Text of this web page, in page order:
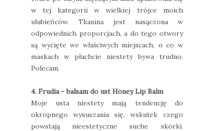
w tej kategorii w wielkiej trójce moich
ulubieńców. Tkanina jest nasączona w
odpowiednich proporcjach, a do tego otwory
są wycięte we właściwych miejscach, o co w
maskach w płachcie niestety bywa trudno.
Polecam.
4. Frudia - balsam do ust Honey Lip Balm
Moje usta niestety mają tendencję do
okropnego wysuszania się, wskutek czego
powstają nieestetyczne suche skórki.